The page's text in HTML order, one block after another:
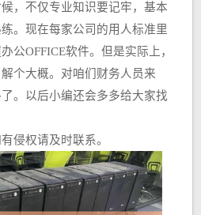
不仅专业知识要记牢，基本
。现在每家公司的用人标准里
公OFFICE软件。但是实际上，
个大概。对咱们财务人员来
。以后小编还会多多给大家找
权请及时联系。